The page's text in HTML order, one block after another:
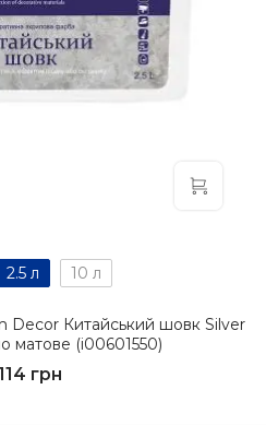
2.5 л 10 л
Decor Китайський шовк Silver
матове (i00601550)
грн